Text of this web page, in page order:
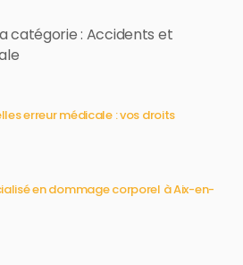
catégorie : Accidents et
erreur médicale : vos droits
en dommage corporel à Aix-en-